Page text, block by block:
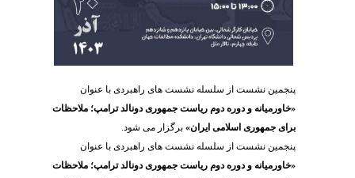
پنجمین نشست از سلسله نشست های راهبردی با عنوان
«خاورمیانه و دوره دوم ریاست جمهوری دونالد ترامپ؛ ملاحظات
برای جمهوری اسلامی ایران»برگزار می شود.
پنجمین نشست از سلسله نشست های راهبردی با عنوان
«خاورمیانه و دوره دوم ریاست جمهوری دونالد ترامپ؛ ملاحظات